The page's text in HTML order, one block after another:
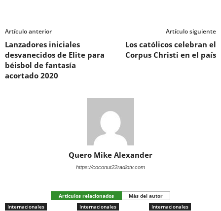
Artículo anterior
Lanzadores iniciales
desvanecidos de Elite para
béisbol de fantasía
acortado 2020
Artículo siguiente
Los católicos celebran el
Corpus Christi en el país
Quero Mike Alexander
https://coconut22radiotv.com
Artículos relacionados
Más del autor
Internacionales
Internacionales Internacionales